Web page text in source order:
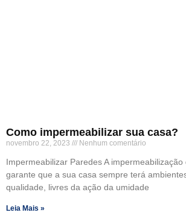
Como impermeabilizar sua casa?
novembro 22, 2023 Nenhum comentário
Impermeabilizar Paredes A
garante que a sua casa sempre terá
qualidade, livres da ação da umidade
Leia Mais »